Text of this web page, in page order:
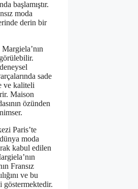
başlamıştır.
moda
derin bir
sade
ve kaliteli
Maison
özünden
Paris’te
moda
kabul edilen
Fransız
ve bu